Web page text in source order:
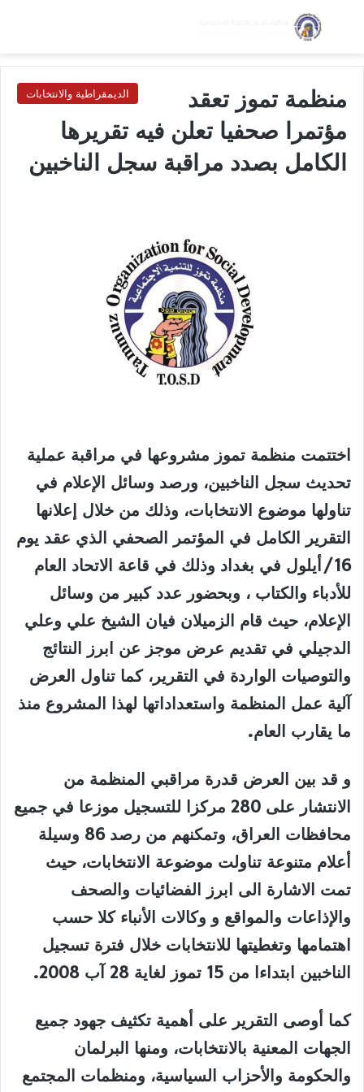
بحث عن
الديمقراطية والانتخابات
منظمة تموز تعقد
مؤتمرا صحفيا تعلن فيه تقريرها
الكامل بصدد مراقبة سجل الناخبين
اختتمت منظمة تموز مشروعها في مراقبة عملية
تحديث سجل الناخبين، ورصد وسائل الإعلام في
تناولها موضوع الانتخابات، وذلك من خلال إعلانها
التقرير الكامل في المؤتمر الصحفي الذي عقد يوم
16/أيلول في بغداد وذلك في قاعة الاتحاد العام
للأدباء والكتاب ، وبحضور عدد كبير من وسائل
الإعلام، حيث قام الزميلان فيان الشيخ علي وعلي
الدجيلي في تقديم عرض موجز عن ابرز النتائج
والتوصيات الواردة في التقرير، كما تناول العرض
آلية عمل المنظمة واستعداداتها لهذا المشروع منذ
ما يقارب العام.
و قد بين العرض قدرة مراقبي المنظمة من
الانتشار على 280 مركزا للتسجيل موزعا في جميع
محافظات العراق، وتمكنهم من رصد 86 وسيلة
أعلام متنوعة تناولت موضوعة الانتخابات، حيث
تمت الاشارة الى ابرز الفضائيات والصحف
والإذاعات والمواقع و وكالات الأنباء كلا حسب
اهتمامها وتغطيتها للانتخابات خلال فترة تسجيل
الناخبين ابتداءا من 15 تموز لغاية 28 آب 2008
.
كما أوصى التقرير على أهمية تكثيف جهود جميع
الجهات المعنية بالانتخابات، ومنها البرلمان
والحكومة والأحزاب السياسية، ومنظمات المجتمع